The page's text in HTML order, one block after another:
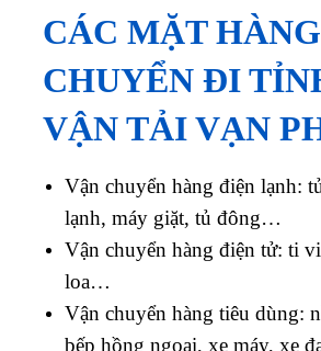
CÁC MẶT
CHUYỂN ĐI
VẬN TẢI VẠN
Vận chuyển hàng điện lạnh:
lạnh, máy giặt, tủ đông…
Vận chuyển hàng điện tử: ti
loa…
Vận chuyển hàng tiêu dùng:
bếp hồng ngoại, xe máy, xe